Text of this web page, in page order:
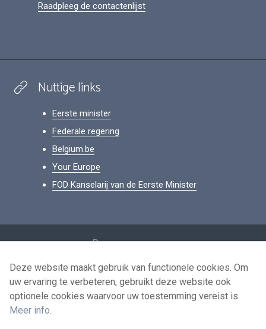
Raadpleeg de contactenlijst
Nuttige links
Eerste minister
Federale regering
Belgium.be
Your Europe
FOD Kanselarij van de Eerste Minister
Persoonsgegevens
Voorwaarden voor het hergebruik
Contacteer ons
Deze website maakt gebruik van functionele cookies. Om
uw ervaring te verbeteren, gebruikt deze website ook
optionele cookies waarvoor uw toestemming vereist is.
Meer info.